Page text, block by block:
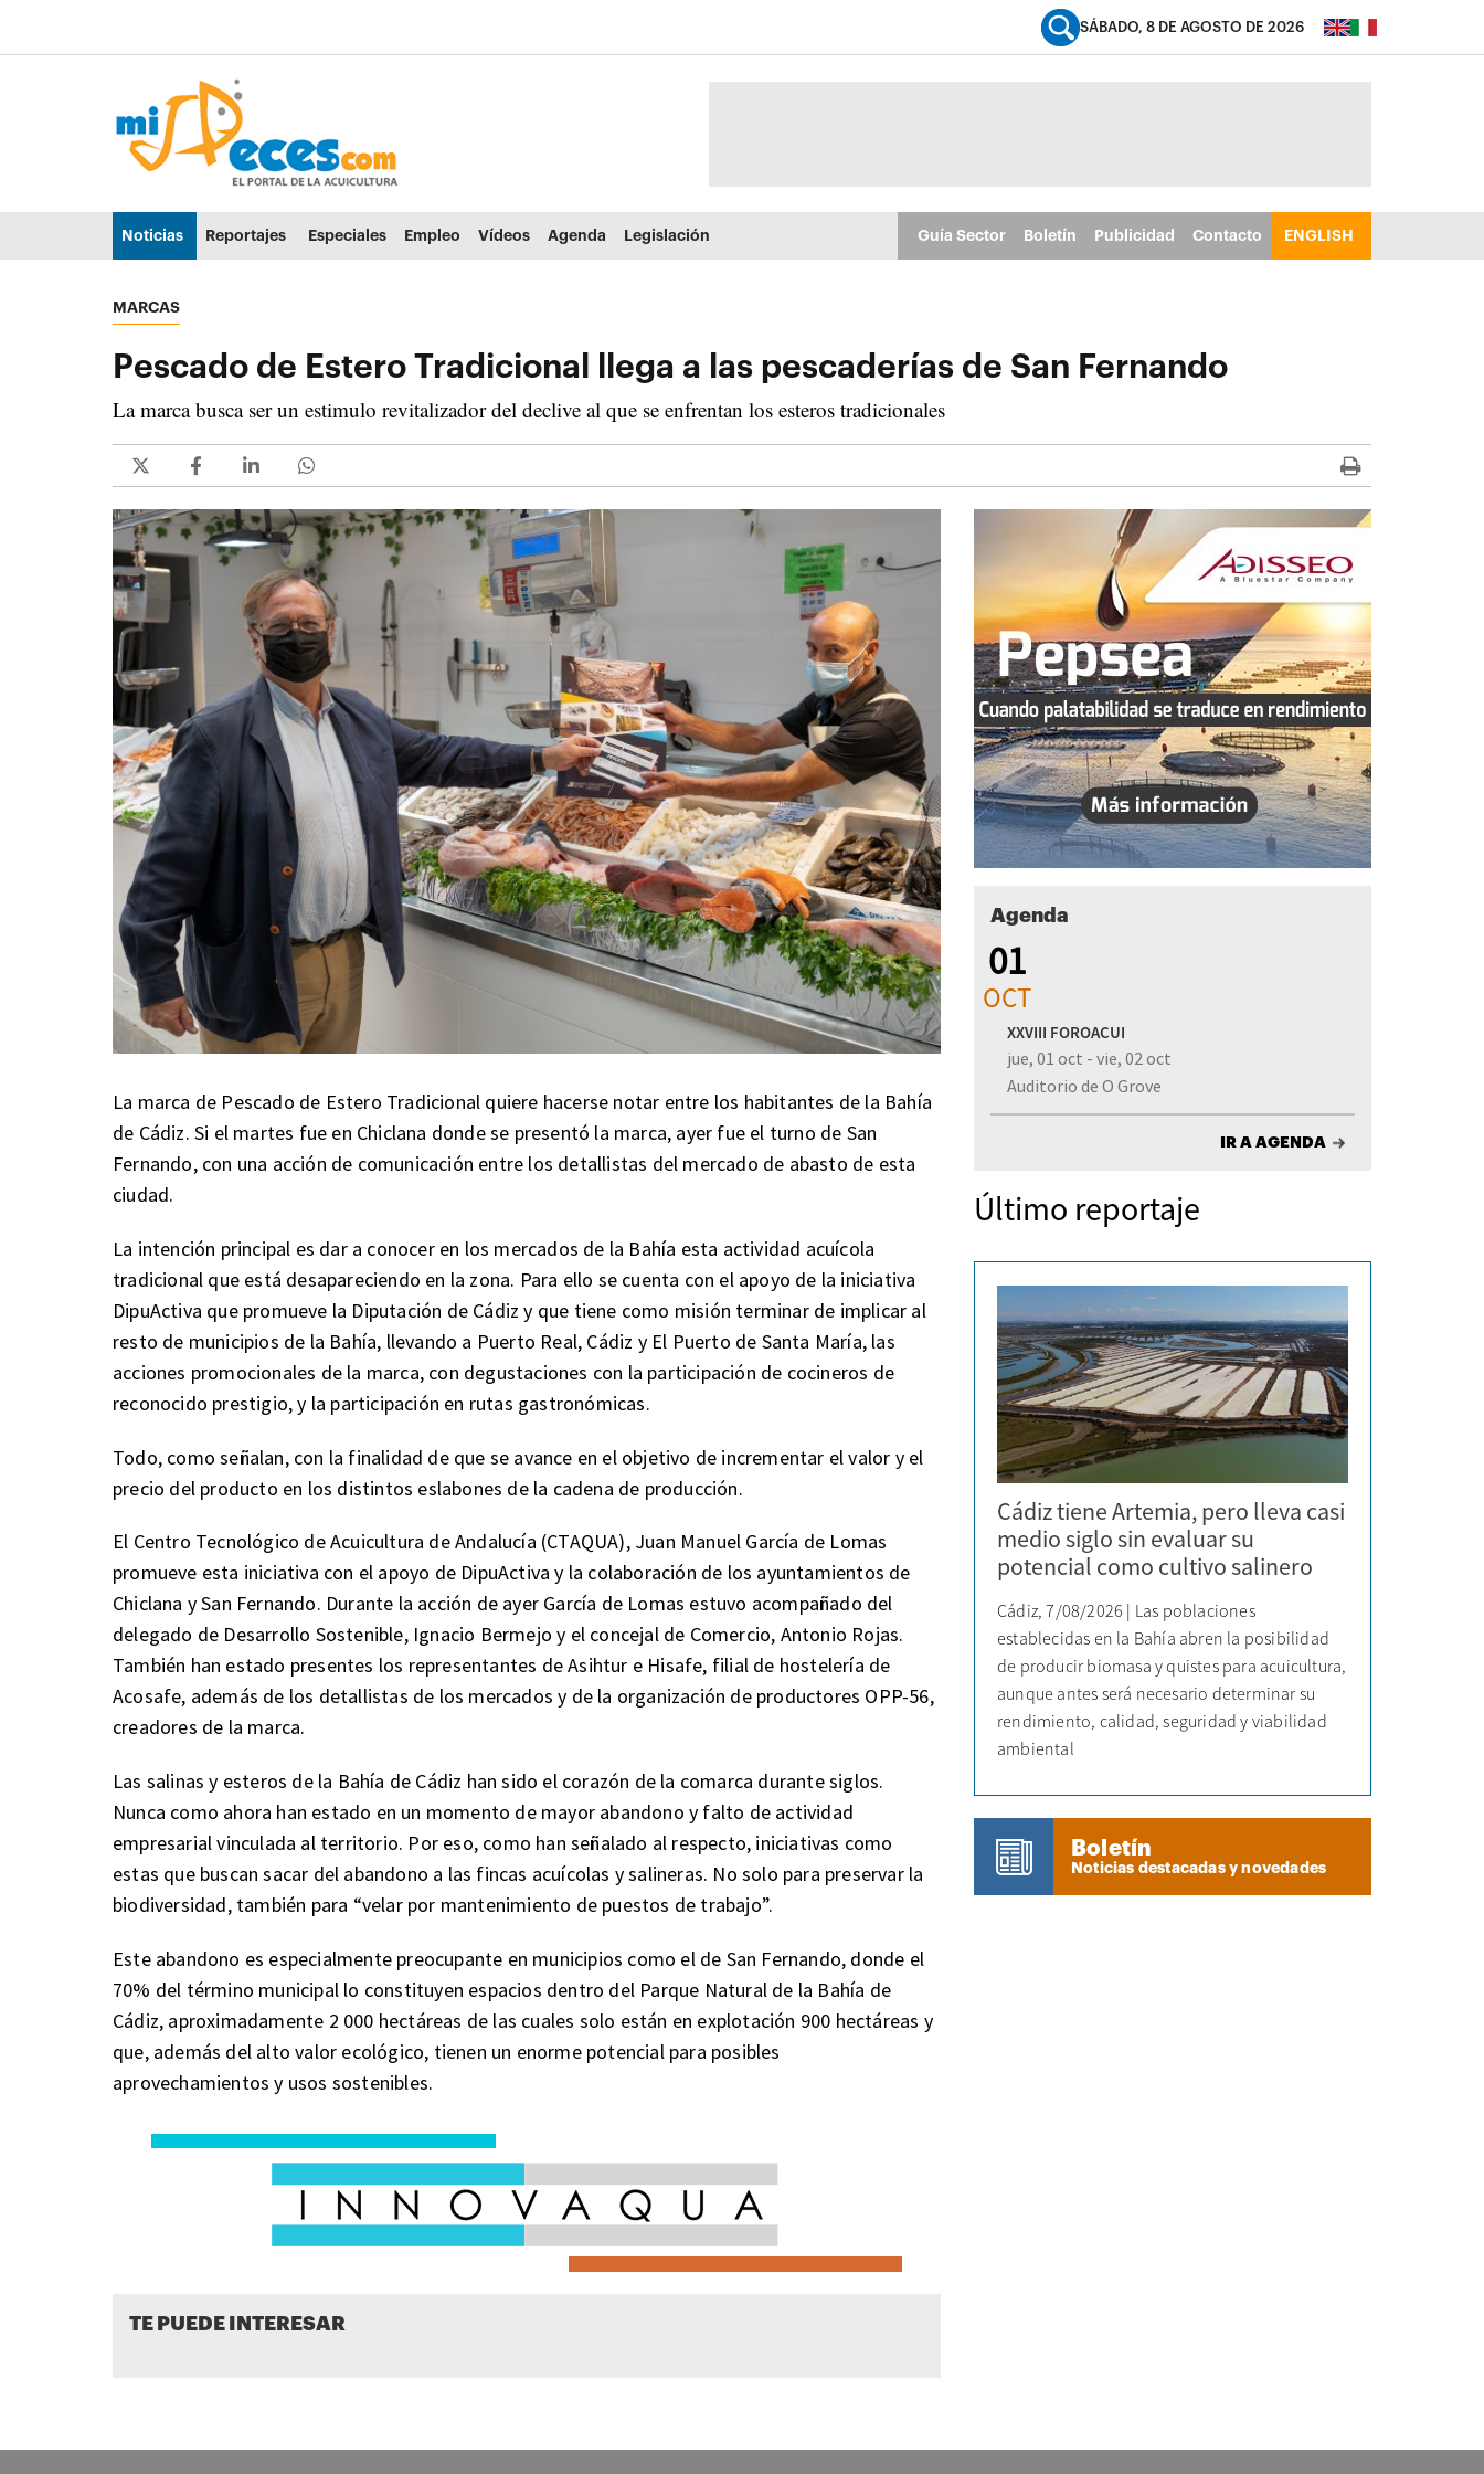
Ir al menú principal (alt + u)
SÁBADO, 8 DE AGOSTO DE 2026
Noticias Reportajes Especiales Empleo Vídeos Agenda Legislación Guía Sector Boletín Publicidad Contacto ENGLISH
MARCAS
Pescado de Estero Tradicional llega a las pescaderías de San Fernando
La marca busca ser un estimulo revitalizador del declive al que se enfrentan los esteros tradicionales
La marca de Pescado de Estero Tradicional quiere hacerse notar entre los habitantes de la Bahía
de Cádiz. Si el martes fue en Chiclana donde se presentó la marca, ayer fue el turno de San
Fernando, con una acción de comunicación entre los detallistas del mercado de abasto de esta
ciudad.
La intención principal es dar a conocer en los mercados de la Bahía esta actividad acuícola
tradicional que está desapareciendo en la zona. Para ello se cuenta con el apoyo de la iniciativa
DipuActiva que promueve la Diputación de Cádiz y que tiene como misión terminar de implicar al
resto de municipios de la Bahía, llevando a Puerto Real, Cádiz y El Puerto de Santa María, las
acciones promocionales de la marca, con degustaciones con la participación de cocineros de
reconocido prestigio, y la participación en rutas gastronómicas.
Todo, como señalan, con la finalidad de que se avance en el objetivo de incrementar el valor y el
precio del producto en los distintos eslabones de la cadena de producción.
El Centro Tecnológico de Acuicultura de Andalucía (CTAQUA), Juan Manuel García de Lomas
promueve esta iniciativa con el apoyo de DipuActiva y la colaboración de los ayuntamientos de
Chiclana y San Fernando. Durante la acción de ayer García de Lomas estuvo acompañado del
delegado de Desarrollo Sostenible, Ignacio Bermejo y el concejal de Comercio, Antonio Rojas.
También han estado presentes los representantes de Asihtur e Hisafe, filial de hostelería de
Acosafe, además de los detallistas de los mercados y de la organización de productores OPP-56,
creadores de la marca.
Las salinas y esteros de la Bahía de Cádiz han sido el corazón de la comarca durante siglos.
Nunca como ahora han estado en un momento de mayor abandono y falto de actividad
empresarial vinculada al territorio. Por eso, como han señalado al respecto, iniciativas como
estas que buscan sacar del abandono a las fincas acuícolas y salineras. No solo para preservar la
biodiversidad, también para “velar por mantenimiento de puestos de trabajo”.
Este abandono es especialmente preocupante en municipios como el de San Fernando, donde el
70% del término municipal lo constituyen espacios dentro del Parque Natural de la Bahía de
Cádiz, aproximadamente 2 000 hectáreas de las cuales solo están en explotación 900 hectáreas y
que, además del alto valor ecológico, tienen un enorme potencial para posibles
aprovechamientos y usos sostenibles.
TE PUEDE INTERESAR
Agenda
01
OCT
XXVIII FOROACUI
jue, 01 oct - vie, 02 oct
Auditorio de O Grove
IR A AGENDA
Último reportaje
Cádiz tiene Artemia, pero lleva casi
medio siglo sin evaluar su
potencial como cultivo salinero
Cádiz, 7/08/2026 | Las poblaciones
establecidas en la Bahía abren la posibilidad
de producir biomasa y quistes para acuicultura,
aunque antes será necesario determinar su
rendimiento, calidad, seguridad y viabilidad
ambiental
Boletín
Noticias destacadas y novedades